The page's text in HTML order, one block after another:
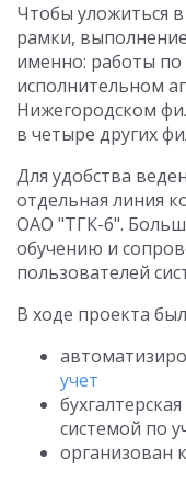
Чтобы уложиться
рамки,
именно: работы
исполнительном
Нижегородском
в четыре других
Для удобства
отдельная линия
ОАО "ТГК-6".
обучению и
пользователей
В ходе проекта
учет
системой по
организован